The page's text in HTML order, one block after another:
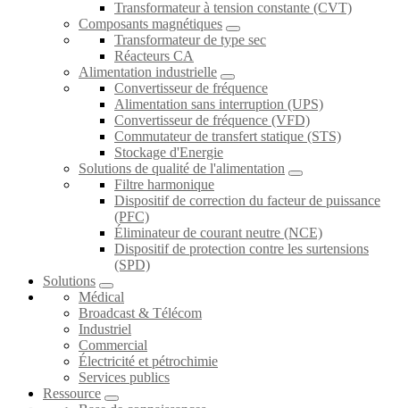
Transformateur à tension constante (CVT)
Composants magnétiques
Transformateur de type sec
Réacteurs CA
Alimentation industrielle
Convertisseur de fréquence
Alimentation sans interruption (UPS)
Convertisseur de fréquence (VFD)
Commutateur de transfert statique (STS)
Stockage d'Energie
Solutions de qualité de l'alimentation
Filtre harmonique
Dispositif de correction du facteur de puissance
(PFC)
Éliminateur de courant neutre (NCE)
Dispositif de protection contre les surtensions
(SPD)
Solutions
Médical
Broadcast & Télécom
Industriel
Commercial
Électricité et pétrochimie
Services publics
Ressource